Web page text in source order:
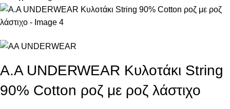
A.A UNDERWEAR Κυλοτάκι String
90% Cotton ροζ με ροζ λάστιχο